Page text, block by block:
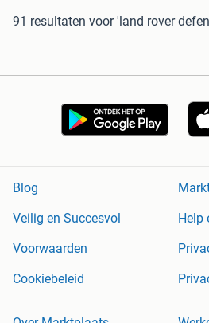
91 resultaten voor 'land rover
Blog
Veilig en Succesvol
Help
Voorwaarden
Cookiebeleid